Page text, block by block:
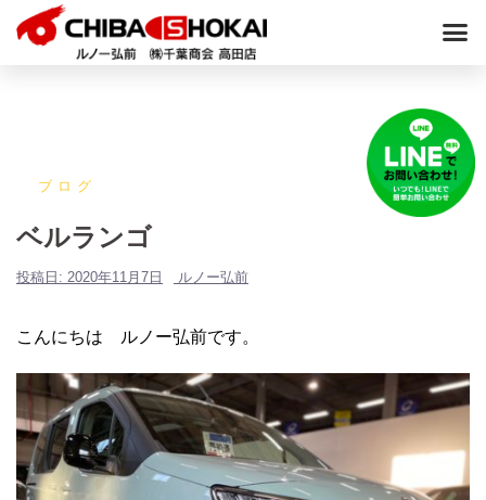
ブログ
ベルランゴ
投稿日: 2020年11月7日 ルノー弘前
こんにちは ルノー弘前です。